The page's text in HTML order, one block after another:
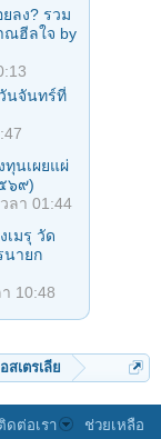
ลง? รวม
ณฮีลใจ by
นจันทร์ที่
นเผยแผ่
๖๙)
ลา 01:44
มรุ วัด
นายก
10:48
สเตรเลีย
ดต่อเรา ช่วยเหลือ